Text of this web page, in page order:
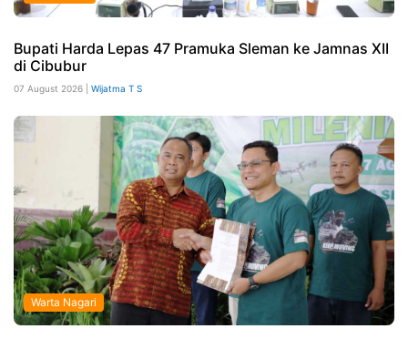
Bupati Harda Lepas 47 Pramuka Sleman ke Jamnas XII
di Cibubur
07 August 2026 | Wijatma T S
Warta Nagari